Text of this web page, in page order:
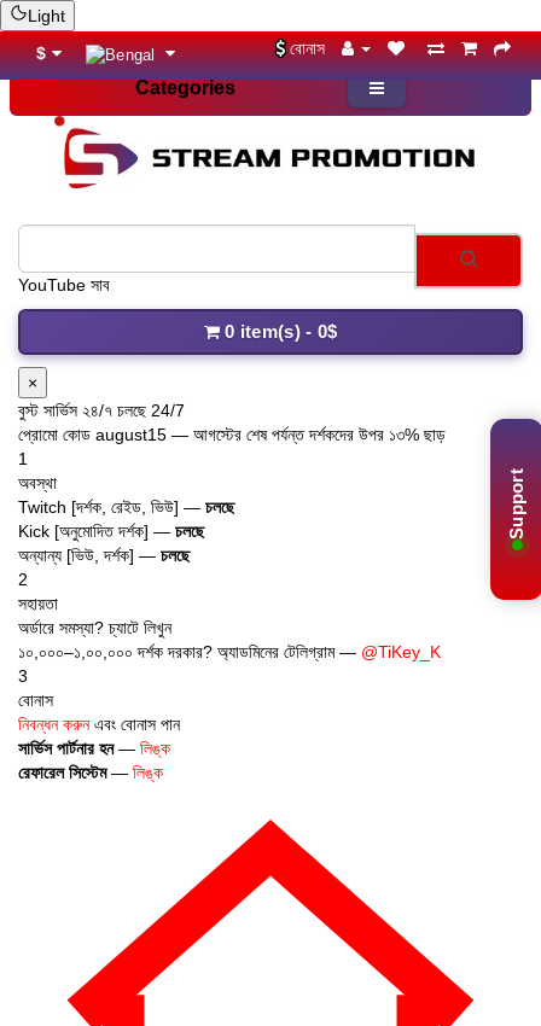
Light
Support
$ বোনাস
YouTube সাবস্ক্রাই
0 item(s) - 0$
×
বুস্ট সার্ভিস ২৪/৭ চলছে 24/7
প্রোমো কোড august15 — আগস্টের শেষ পর্যন্ত দর্শকদের উপর ১৩% ছাড়
1
অবস্থা
Twitch [দর্শক, রেইড, ভিউ] — চলছে
Kick [অনুমোদিত দর্শক] — চলছে
অন্যান্য [ভিউ, দর্শক] — চলছে
2
সহায়তা
অর্ডারে সমস্যা? চ্যাটে লিখুন
১০,০০০–১,০০,০০০ দর্শক দরকার? অ্যাডমিনের টেলিগ্রাম — @TiKey_K
3
বোনাস
নিবন্ধন করুনএবং বোনাস পান
সার্ভিস পার্টনার হন— লিঙ্ক
রেফারেল সিস্টেম— লিঙ্ক
Categories